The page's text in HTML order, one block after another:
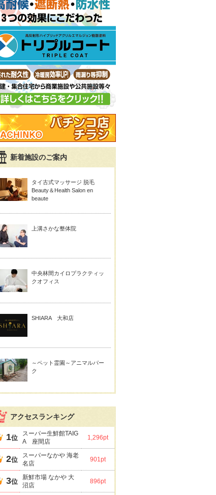
新着施設のご案内
タイ古式マッサージ 脱毛
Beauty＆Health Salon en
beaute
上溝さかな整体院
中央林間カイロプラクティッ
クオフィス
SHIARA 大和店
～ペット霊園～アニマルパー
ク
アクセスランキング
1位
スーパー生鮮館TAIG
A 座間店
1,296pt
2位
スーパーなかや 海老
名店
901pt
3位
新鮮市場 なかや 大
沼店
896pt